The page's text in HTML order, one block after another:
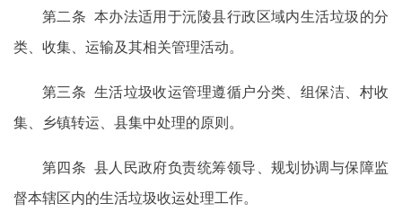
第二条 本办法适用于沅陵县行政区域内生活垃圾的分
类、收集、运输及其相关管理活动。
第三条 生活垃圾收运管理遵循户分类、组保洁、村收
集、乡镇转运、县集中处理的原则。
第四条 县人民政府负责统筹领导、规划协调与保障监
督本辖区内的生活垃圾收运处理工作。